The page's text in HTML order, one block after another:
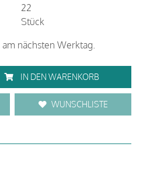
22
Stück
nächsten Werktag.
IN DEN WARENKORB
WUNSCHLISTE